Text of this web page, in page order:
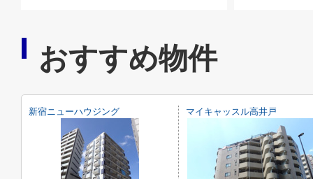
おすすめ物件
新宿ニューハウジング マイキャッスル高井戸